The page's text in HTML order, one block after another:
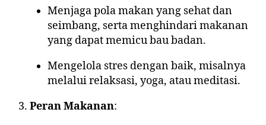
Menjaga pola makan yang sehat dan
seimbang, serta menghindari makanan
yang dapat memicu bau badan.
Mengelola stres dengan baik, misalnya
melalui relaksasi, yoga, atau meditasi.
Peran Makanan: